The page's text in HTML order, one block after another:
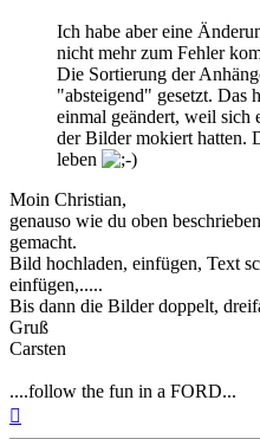
Ich habe aber eine
nicht mehr zum Fehler
Die Sortierung der
"absteigend" gesetzt. Das
einmal geändert, weil sich
der Bilder mokiert hatten.
leben
Moin Christian,
genauso wie du oben
gemacht.
Bild hochladen, einfügen, Text
einfügen,.....
Bis dann die Bilder doppelt,
Gruß
Carsten
....follow the fun in a FORD...